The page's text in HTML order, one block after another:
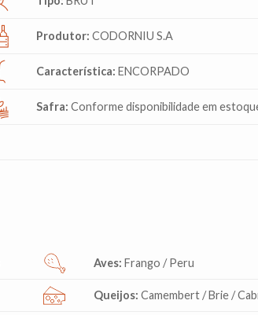
Produtor: CODORNIU S.A
Característica: ENCORPADO
Safra: Conforme disponibilidade em
Aves: Frango / Peru
Queijos: Camembert / Brie /